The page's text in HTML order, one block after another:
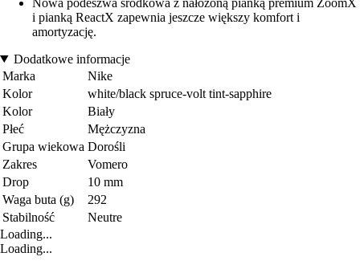
i pianką ReactX zapewnia jeszcze większy komfort i
amortyzację.
Dodatkowe informacje
Marka
Nike
Kolor
white/black spruce-volt tint-sapphire
Kolor
Biały
Płeć
Mężczyzna
Grupa wiekowa Dorośli
Zakres
Vomero
Drop
10 mm
Waga buta (g)
292
Stabilność
Neutre
Loading...
Loading...